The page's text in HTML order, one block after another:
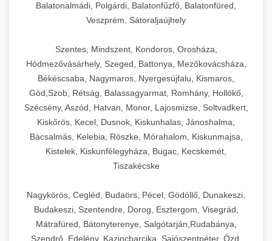
Balatonalmádi, Polgárdi, Balatonfűzfő, Balatonfüred,
Veszprém, Sátoraljaújhely
Szentes, Mindszent, Kondoros, Orosháza,
Hódmezővásárhely, Szeged, Battonya, Mezőkovácsháza,
Békéscsaba, Nagymaros, Nyergesújfalu, Kismaros,
Göd,Szob, Rétság, Balassagyarmat, Romhány, Hollókő,
Szécsény, Aszód, Hatvan, Monor, Lajosmizse, Soltvadkert,
Kiskőrös, Kecel, Dusnok, Kiskunhalas, Jánoshalma,
Bácsalmás, Kelebia, Röszke, Mórahalom, Kiskunmajsa,
Kistelek, Kiskunfélegyháza, Bugac, Kecskemét,
Tiszakécske
Nagykörös, Cegléd, Budaörs, Pécel, Gödöllő, Dunakeszi,
Budakeszi, Szentendre, Dorog, Esztergom, Visegrád,
Mátrafüred, Bátonyterenye, Salgótarján,Rudabánya,
Szendrő, Edelény, Kazincbarcika, Sajószentpéter, Ózd,